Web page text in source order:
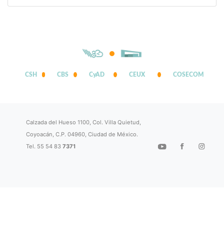
CSH CBS CyAD CEUX COSECOM
Calzada del Hueso 1100, Col. Villa Quietud,
Coyoacán, C.P. 04960, Ciudad de México.
Tel. 55 54 837371